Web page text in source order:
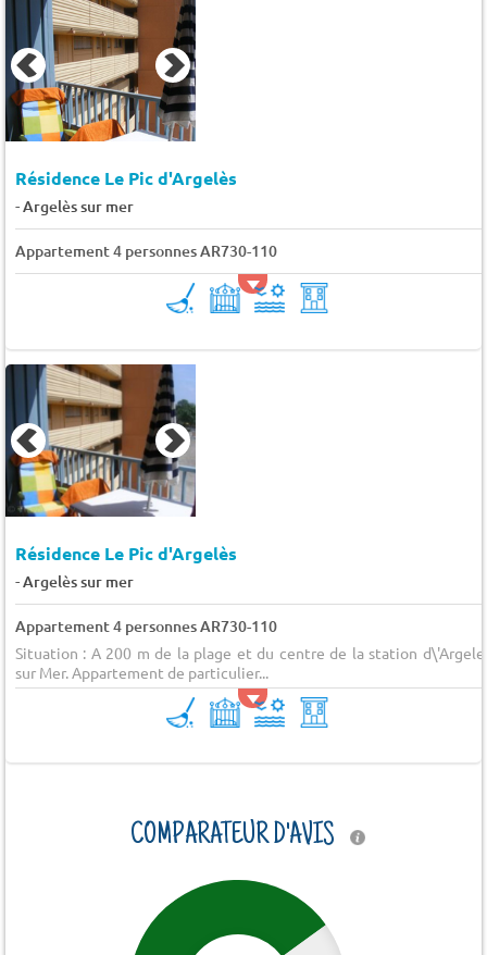
Résidence Le Pic d'Argelès
-Argelès sur mer
Appartement 4 personnes AR730-110
Résidence Le Pic d'Argelès
-Argelès sur mer
Appartement 4 personnes AR730-110
Situation : A 200 m de la plage et du centre de la station
sur Mer. Appartement de particulier...
COMPARATEUR D'AVIS